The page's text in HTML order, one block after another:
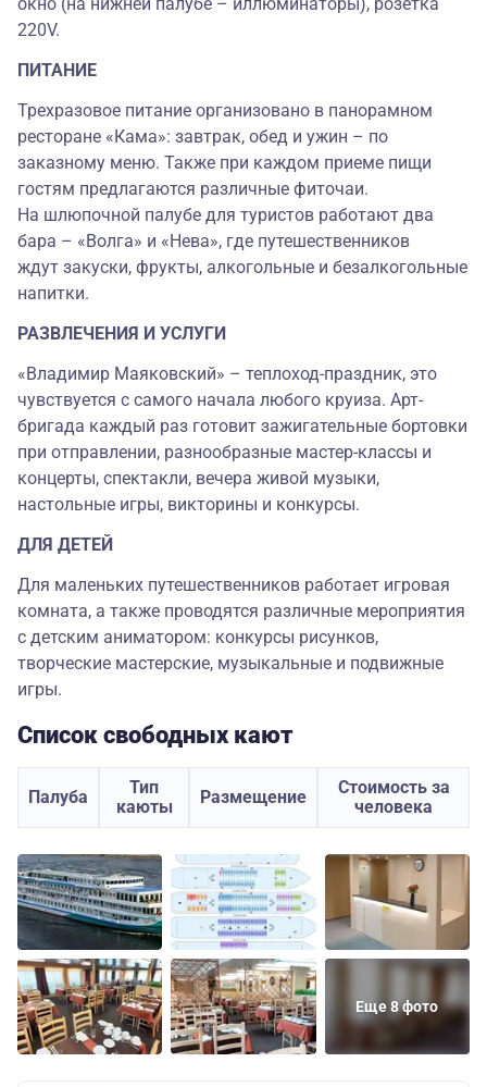
окно (на нижней палубе – иллюминаторы), розетка
220V.
ПИТАНИЕ
Трехразовое питание организовано в панорамном
ресторане «Кама»: завтрак, обед и ужин – по
заказному меню. Также при каждом приеме пищи
гостям предлагаются различные фиточаи.
На шлюпочной палубе для туристов работают два
бара – «Волга» и «Нева», где путешественников
ждут закуски, фрукты, алкогольные и безалкогольные
напитки.
РАЗВЛЕЧЕНИЯ И УСЛУГИ
«Владимир Маяковский» – теплоход-праздник, это
чувствуется с самого начала любого круиза. Арт-
бригада каждый раз готовит зажигательные бортовки
при отправлении, разнообразные мастер-классы и
концерты, спектакли, вечера живой музыки,
настольные игры, викторины и конкурсы.
ДЛЯ ДЕТЕЙ
Для маленьких путешественников работает игровая
комната, а также проводятся различные мероприятия
с детским аниматором: конкурсы рисунков,
творческие мастерские, музыкальные и подвижные
игры.
Список свободных кают
Палуба
Тип
каюты
Размещение
Стоимость за
человека
Еще 8 фото